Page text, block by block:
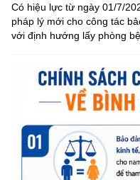
Có hiệu lực từ ngày 01/7/
pháp lý mới cho công tác
với định hướng lấy phòng